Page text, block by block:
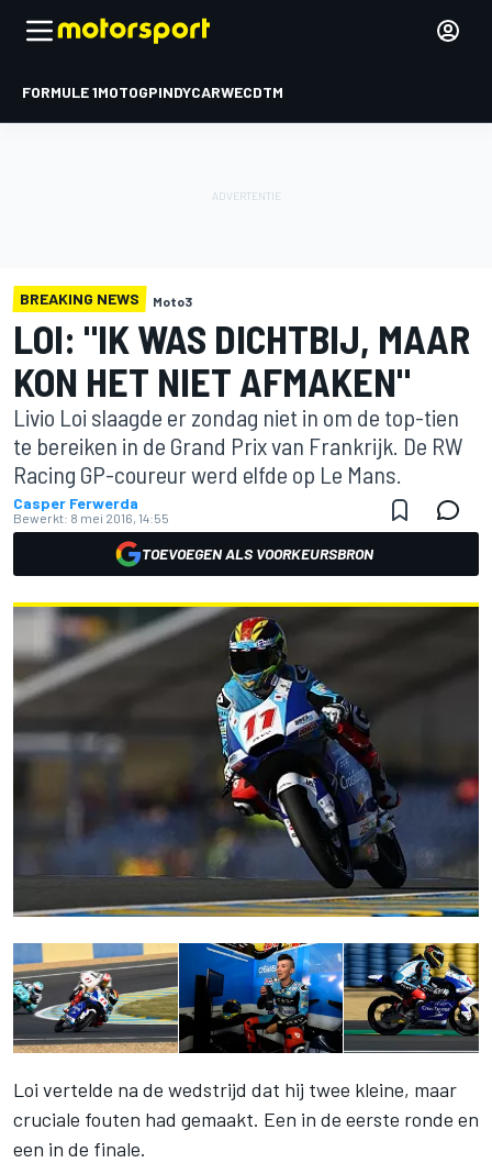
FORMULE 1MOTOGPINDYCARWECDTM
BREAKING NEWS Moto3
LOI: "IK WAS DICHTBIJ, MAAR
KON HET NIET AFMAKEN"
Livio Loi slaagde er zondag niet in om de top-tien
te bereiken in de Grand Prix van Frankrijk. De RW
Racing GP-coureur werd elfde op Le Mans.
Casper Ferwerda
Bewerkt: 8 mei 2016, 14:55
TOEVOEGEN ALS VOORKEURSBRON
Loi vertelde na de wedstrijd dat hij twee kleine, maar
cruciale fouten had gemaakt. Een in de eerste ronde en
een in de finale.